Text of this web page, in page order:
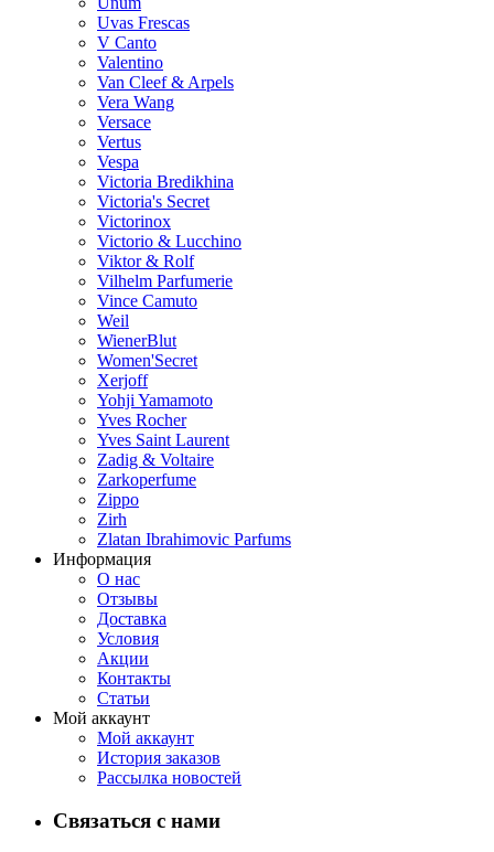
Uvas Frescas
V Canto
Valentino
Van Cleef & Arpels
Vera Wang
Versace
Vertus
Vespa
Victoria Bredikhina
Victoria's Secret
Victorinox
Victorio & Lucchino
Viktor & Rolf
Vilhelm Parfumerie
Vince Camuto
Weil
WienerBlut
Women'Secret
Xerjoff
Yohji Yamamoto
Yves Rocher
Yves Saint Laurent
Zadig & Voltaire
Zarkoperfume
Zippo
Zirh
Zlatan Ibrahimovic Parfums
Информация
О нас
Отзывы
Доставка
Условия
Aкции
Контакты
Статьи
Мой аккаунт
Мой аккаунт
История заказов
Рассылка новостей
Связаться с нами